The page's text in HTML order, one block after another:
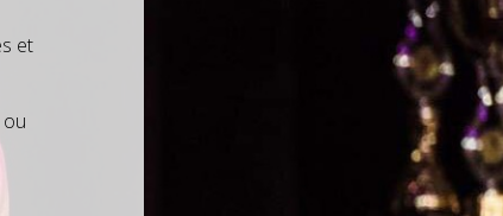
et